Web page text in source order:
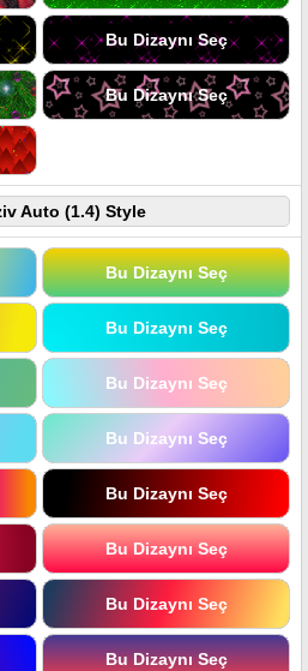
Bu Dizaynı Seç
Bu Dizaynı Seç
Auto (1.4) Style
Bu Dizaynı Seç
Bu Dizaynı Seç
Bu Dizaynı Seç
Bu Dizaynı Seç
Bu Dizaynı Seç
Bu Dizaynı Seç
Bu Dizaynı Seç
Bu Dizaynı Seç